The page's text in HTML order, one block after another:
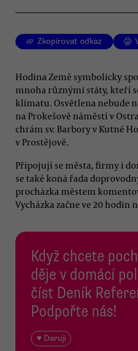
Zkopírovat odkaz
Hodina Země symbolicky
mnoha různými státy, kteří
klimatu. Osvětlena nebude
na Prokešově náměstí v
chrám sv. Barbory v Kutné
v Prostějově.
Připojují se města, firmy i
se také koná řada
procházka městem
Vycházka začne ve 20 hodin
Když chcete
děje v domácí
číst Deník
Podpořte nás!
♥ Daruji